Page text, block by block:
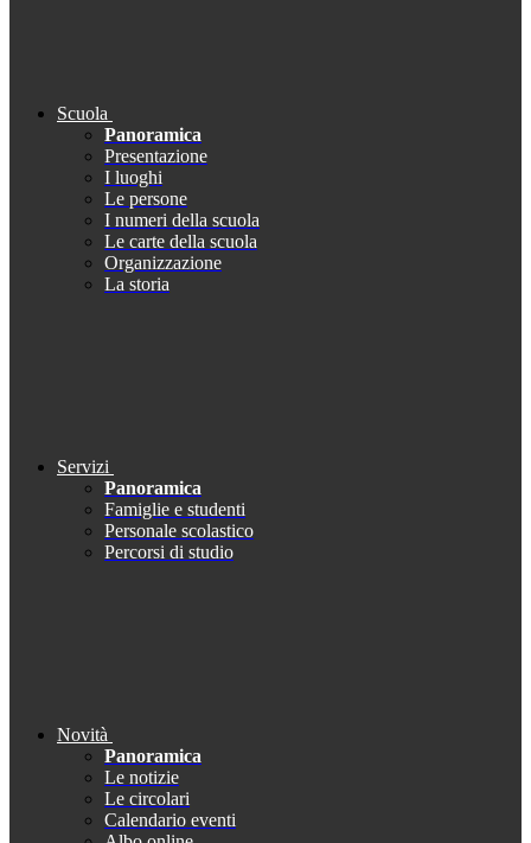
Scuola
Panoramica
Presentazione
I luoghi
Le persone
I numeri della scuola
Le carte della scuola
Organizzazione
La storia
Servizi
Panoramica
Famiglie e studenti
Personale scolastico
Percorsi di studio
Novità
Panoramica
Le notizie
Le circolari
Calendario eventi